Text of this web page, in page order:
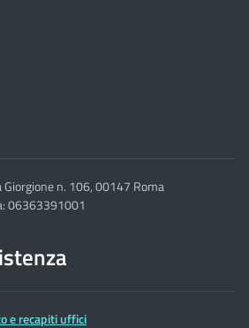
n. 106, 00147 Roma
06363391001
e recapiti uffici